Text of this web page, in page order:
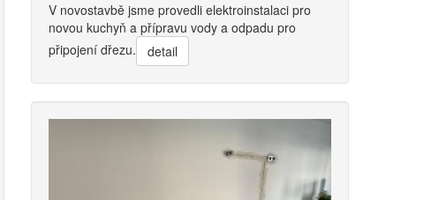
V novostavbě jsme provedli elektroinstalaci pro
novou kuchyň a přípravu vody a odpadu pro
připojení dřezu.
detail